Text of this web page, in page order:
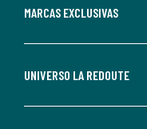
MARCAS EXCLUSIVAS
UNIVERSO LA REDOUTE